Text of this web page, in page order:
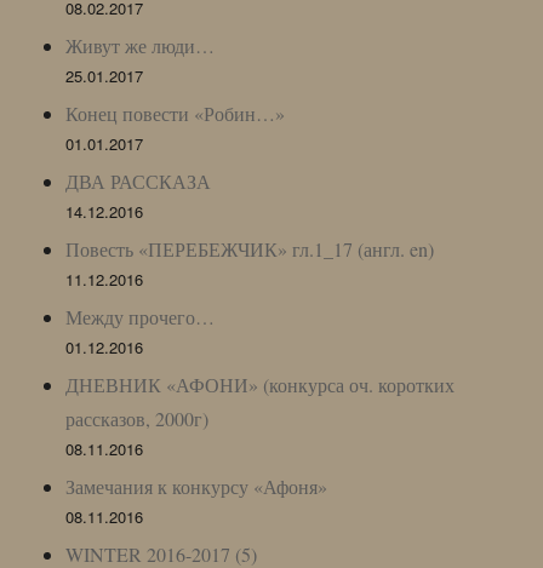
08.02.2017
Живут же люди…
25.01.2017
Конец повести «Робин…»
01.01.2017
ДВА РАССКАЗА
14.12.2016
Повесть «ПЕРЕБЕЖЧИК» гл.1_17 (англ. en)
11.12.2016
Между прочего…
01.12.2016
ДНЕВНИК «АФОНИ» (конкурса оч. коротких
рассказов, 2000г)
08.11.2016
Замечания к конкурсу «Афоня»
08.11.2016
WINTER 2016-2017 (5)